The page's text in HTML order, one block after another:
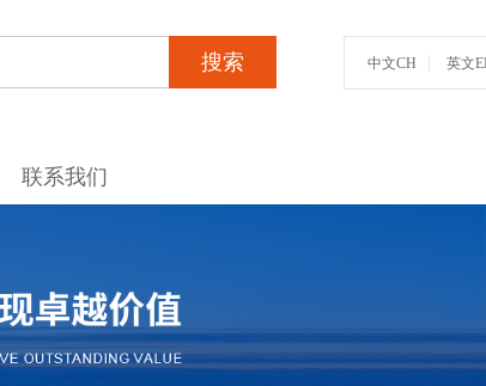
搜索 中文CH 英文
联系我们